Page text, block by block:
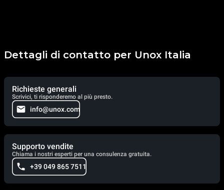
Dettagli di contatto per Unox Italia
Richieste generali
Scrivici, ti risponderemo al più presto.
info@unox.com
Supporto vendite
Chiama i nostri esperti per una consulenza gratuita.
+39 049 865 7511